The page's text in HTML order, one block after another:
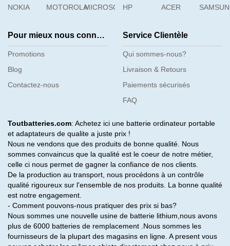
NOKIA
MOTOROLAMICROSOFTHP
ACER
Pour mieux nous connaître
Promotions
Blog
Contactez-nous
Service Clientèle
Qui sommes-nous?
Livraison & Retours
Paiements sécurisés
FAQ
Toutbatteries.com: Achetez ici une batterie ordinateur portable
et adaptateurs de qualite a juste prix !
Nous ne vendons que des produits de bonne qualité. Nous
sommes convaincus que la qualité est le coeur de notre métier,
celle ci nous permet de gagner la confiance de nos clients.
De la production au transport, nous procédons à un contrôle
qualité rigoureux sur l'ensemble de nos produits. La bonne qualité
est notre engagement.
- Comment pouvons-nous pratiquer des prix si bas?
Nous sommes une nouvelle usine de batterie lithium,nous avons
plus de 6000 batteries de remplacement .Nous sommes les
fournisseurs de la plupart des magasins en ligne. A present vous